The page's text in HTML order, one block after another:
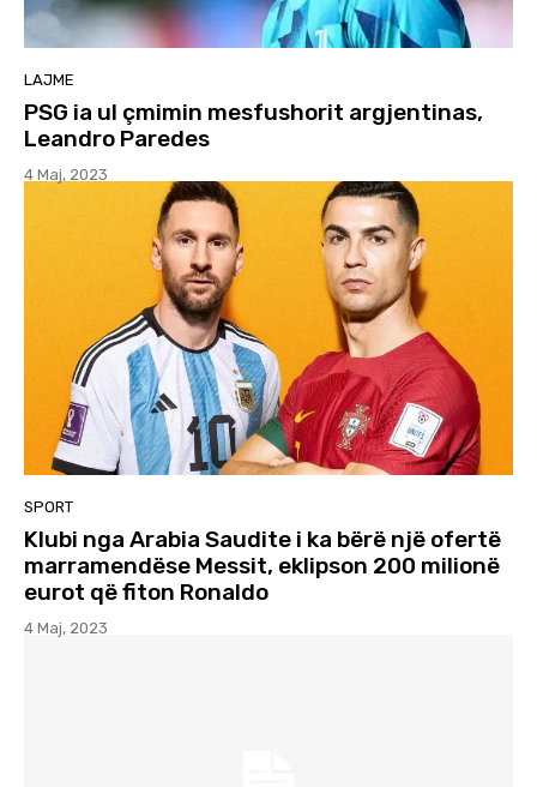
LAJME
PSG ia ul çmimin mesfushorit argjentinas,
Leandro Paredes
4 Maj, 2023
SPORT
Klubi nga Arabia Saudite i ka bërë një ofertë
marramendëse Messit, eklipson 200 milionë
eurot që fiton Ronaldo
4 Maj, 2023